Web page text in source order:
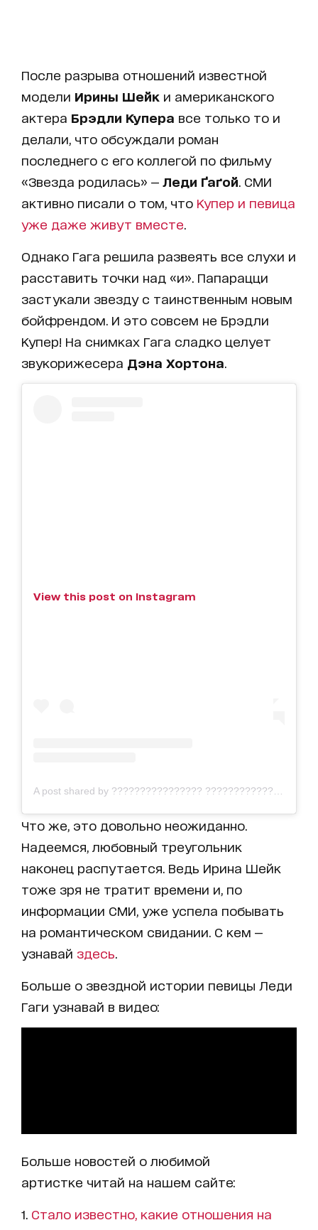
После разрыва отношений известной
модели Ирины Шейк и американского
актера Брэдли Купера все только то и
делали, что обсуждали роман
последнего с его коллегой по фильму
«Звезда родилась» — Леди Ґаґой . СМИ
активно писали о том, что Купер и певица
уже даже живут вместе
Однако Гага решила развеять все слухи и
расставить точки над «и». Папарацци
застукали звезду с таинственным новым
бойфрендом. И это совсем не Брэдли
Купер! На снимках Гага сладко целует
звукорижесера Дэна Хортона
View this post on Instagram
Что же, это довольно неожиданно.
Надеемся, любовный треугольник
наконец распутается. Ведь Ирина Шейк
тоже зря не тратит времени и, по
информации СМИ, уже успела побывать
на романтическом свидании. С кем —
узнавай здесь
Больше о звездной истории певицы Леди
Гаги узнавай в видео:
Больше новостей о любимой
артистке читай на нашем сайте:
1. Стало известно, какие отношения на